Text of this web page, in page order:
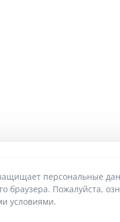
персональные
браузера. Пожалуйста,
условиями.